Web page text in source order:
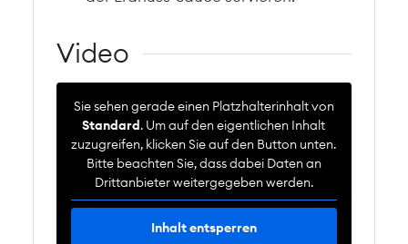
Video
Sie sehen gerade einen Platzhalterinhalt von
Standard. Um auf den eigentlichen Inhalt
zuzugreifen, klicken Sie auf den Button unten.
Bitte beachten Sie, dass dabei Daten an
Drittanbieter weitergegeben werden.
Inhalt entsperren